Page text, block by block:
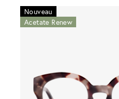
Nouveau
Acetate Renew